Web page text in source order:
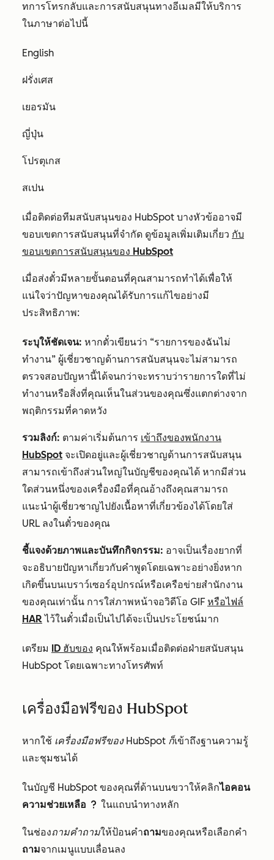
ทการโทรกลับและการสนับสนุนทางอีเมลมีให้บริการ
ในภาษาต่อไปนี้
English
ฝรั่งเศส
เยอรมัน
ญี่ปุ่น
โปรตุเกส
สเปน
เมื่อติดต่อทีมสนับสนุนของ HubSpot บางหัวข้ออาจมี
ขอบเขตการสนับสนุนที่จำกัด ดูข้อมูลเพิ่มเติมเกี่ยว กับ
ขอบเขตการสนับสนุนของ HubSpot
เมื่อส่งตั๋วมีหลายขั้นตอนที่คุณสามารถทำได้เพื่อให้
แน่ใจว่าปัญหาของคุณได้รับการแก้ไขอย่างมี
ประสิทธิภาพ:
ระบุให้ชัดเจน: หากตั๋วเขียนว่า “รายการของฉันไม่
ทำงาน” ผู้เชี่ยวชาญด้านการสนับสนุนจะไม่สามารถ
ตรวจสอบปัญหานี้ได้จนกว่าจะทราบว่ารายการใดที่ไม่
ทำงานหรือสิ่งที่คุณเห็นในส่วนของคุณซึ่งแตกต่างจาก
พฤติกรรมที่คาดหวัง
รวมลิงก์: ตามค่าเริ่มต้นการ เข้าถึงของพนักงาน
HubSpot จะเปิดอยู่และผู้เชี่ยวชาญด้านการสนับสนุน
สามารถเข้าถึงส่วนใหญ่ในบัญชีของคุณได้ หากมีส่วน
ใดส่วนหนึ่งของเครื่องมือที่คุณอ้างถึงคุณสามารถ
แนะนำผู้เชี่ยวชาญไปยังเนื้อหาที่เกี่ยวข้องได้โดยใส่
URL ลงในตั๋วของคุณ
ชี้แจงด้วยภาพและบันทึกกิจกรรม: อาจเป็นเรื่องยากที่
จะอธิบายปัญหาเกี่ยวกับคำพูดโดยเฉพาะอย่างยิ่งหาก
เกิดขึ้นบนเบราว์เซอร์อุปกรณ์หรือเครือข่ายสำนักงาน
ของคุณเท่านั้น การใส่ภาพหน้าจอวิดีโอ GIF หรือไฟล์
HAR ไว้ในตั๋วเมื่อเป็นไปได้จะเป็นประโยชน์มาก
เตรียม ID ฮับของ คุณให้พร้อมเมื่อติดต่อฝ่ายสนับสนุน
HubSpot โดยเฉพาะทางโทรศัพท์
เครื่องมือฟรีของ HubSpot
หากใช้ เครื่องมือฟรีของ HubSpot ก็เข้าถึงฐานความรู้
และชุมชนได้
ในบัญชี HubSpot ของคุณที่ด้านบนขวาให้คลิกไอคอน
ความช่วยเหลือ questioncircleIcon help ในแถบนำทางหลัก
ในช่องถามคำถามให้ป้อนคำถามของคุณหรือเลือกคำ
ถามจากเมนูแบบเลื่อนลง